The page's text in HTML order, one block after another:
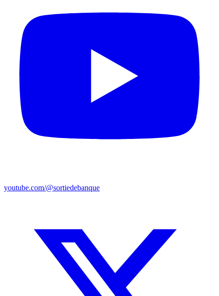
youtube.com/@sortiedebanque